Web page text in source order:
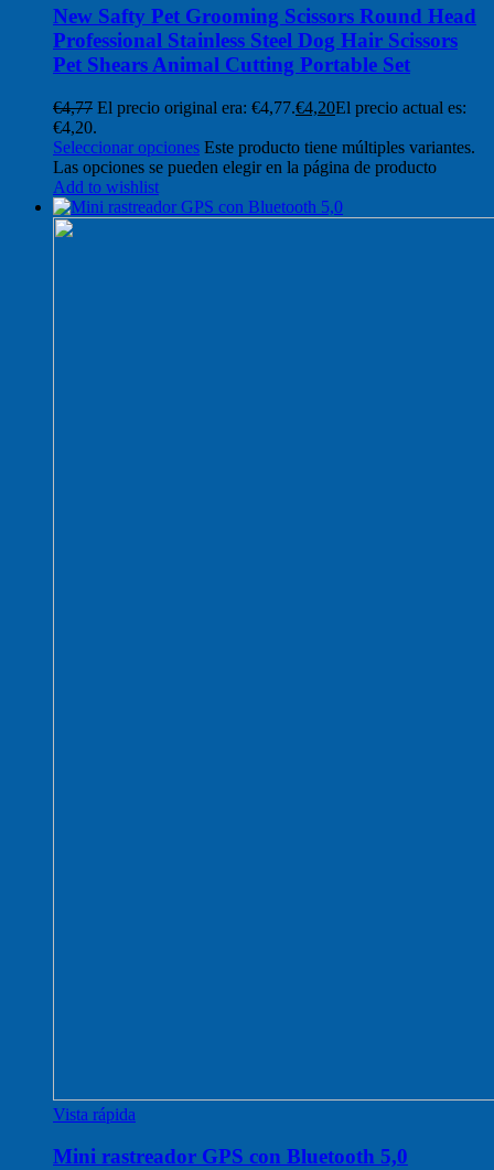
New Safty Pet Grooming Scissors Round Head
Professional Stainless Steel Dog Hair Scissors
Pet Shears Animal Cutting Portable Set
€4,77 El precio original era: €4,77.€4,20El precio actual es:
€4,20.
Seleccionar opciones Este producto tiene múltiples variantes.
Las opciones se pueden elegir en la página de producto
Add to wishlist
Vista rápida
Mini rastreador GPS con Bluetooth 5,0